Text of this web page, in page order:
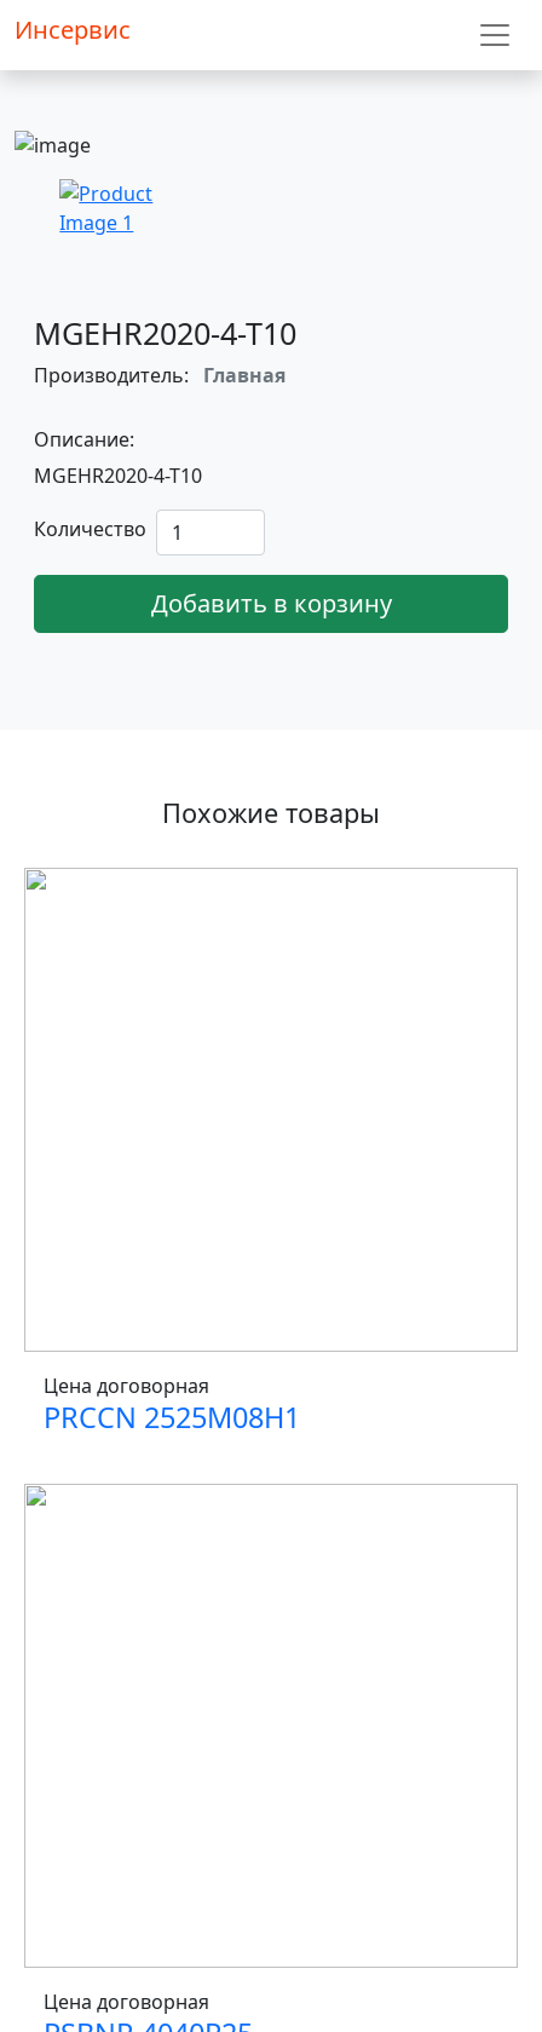
Инсервис
MGEHR2020-4-T10
Производитель: Главная
Описание:
MGEHR2020-4-T10
Количество
Добавить в корзину
Похожие товары
Цена договорная
PRCCN 2525M08H1
Цена договорная